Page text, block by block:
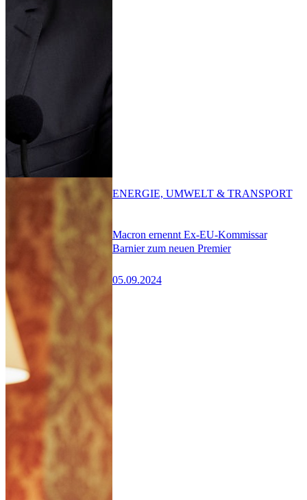
Macron ernennt Ex-EU-Kommissar
Barnier zum neuen Premier
05.09.2024
ENERGIE, UMWELT & TRANSPORT